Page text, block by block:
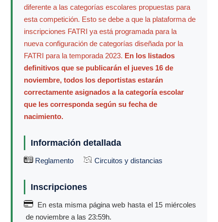
diferente a las categorías escolares propuestas para
esta competición. Esto se debe a que la plataforma de
inscripciones FATRI ya está programada para la
nueva configuración de categorías diseñada por la
FATRI para la temporada 2023. En los listados
definitivos que se publicarán el jueves 16 de
noviembre, todos los deportistas estarán
correctamente asignados a la categoría escolar
que les corresponda según su fecha de
nacimiento.
Información detallada
Reglamento Circuitos y distancias
Inscripciones
En esta misma página web hasta el 15 miércoles
de noviembre a las 23:59h.